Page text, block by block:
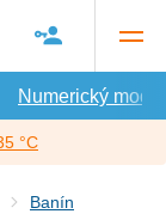
Numerický model
°C
Banín